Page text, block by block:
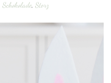
Schokolade, Storz